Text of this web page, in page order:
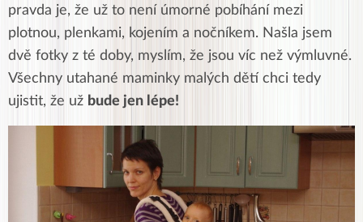
pravda je, že už to není úmorné pobíhání mezi
plotnou, plenkami, kojením a nočníkem. Našla jsem
dvě fotky z té doby, myslím, že jsou víc než výmluvné.
Všechny utahané maminky malých dětí chci tedy
ujistit, že už bude jen lépe!